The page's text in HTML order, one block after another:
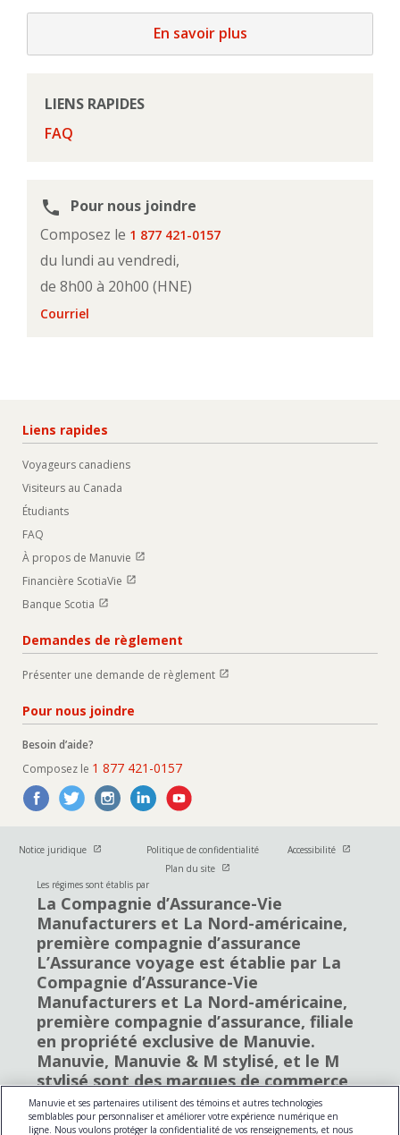
En savoir plus
LIENS RAPIDES
FAQ
phone
Pour nous joindre
Composez le 1 877 421-0157
du lundi au vendredi,
de 8h00 à 20h00 (HNE)
Courriel
Liens rapides
Voyageurs canadiens
Visiteurs au Canada
Étudiants
FAQ
À propos de Manuvie Ouvrir dans une nouvelle fenetre
Financière ScotiaVie Ouvrir dans une nouvelle fenetre
Banque Scotia Ouvrir dans une nouvelle fenetre
Demandes de règlement
Présenter une demande de règlement Ouvrir dans une nouvelle fenetre
Pour nous joindre
Besoin d’aide?
Composez le 1 877 421-0157
Notice juridique Ouvrir dans une nouvelle fenetre
Politique de confidentialité Accessibilité Ouvrir dans
Plan du site Ouvrir dans une nouvelle fenetre
Les régimes sont établis par
La Compagnie d’Assurance-Vie
Manufacturers et La Nord-américaine,
première compagnie d’assurance
L’Assurance voyage est établie par La
Compagnie d’Assurance-Vie
Manufacturers et La Nord-américaine,
première compagnie d’assurance, filiale
en propriété exclusive de Manuvie.
Manuvie, Manuvie & M stylisé, et le M
stylisé sont des marques de commerce
de La Compagnie d’Assurance-Vie
Manufacturers et sont utilisés par elle,
Manuvie et ses partenaires utilisent des témoins et autres technologies
semblables pour personnaliser et améliorer votre expérience numérique en
ligne. Nous voulons protéger la confidentialité de vos renseignements, et nous